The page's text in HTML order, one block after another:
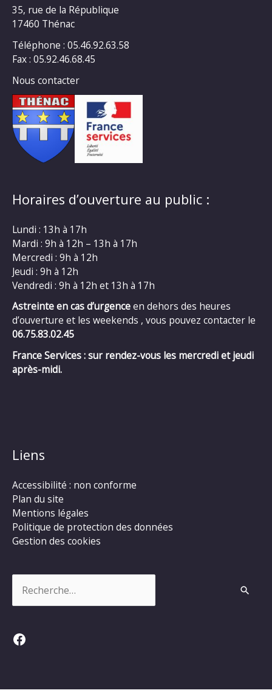
35, rue de la République
17460 Thénac
Téléphone : 05.46.92.63.58
Fax : 05.92.46.68.45
Nous contacter
Horaires d’ouverture au public :
Lundi : 13h à 17h
Mardi : 9h à 12h – 13h à 17h
Mercredi : 9h à 12h
Jeudi : 9h à 12h
Vendredi : 9h à 12h et 13h à 17h
Astreinte en cas d’urgenceen dehors des heures
d’ouverture et les weekends , vous pouvez contacter le
06.75.83.02.45
France Services : sur rendez-vous les mercredi et jeudi
après-midi.
Liens
Accessibilité : non conforme
Plan du site
Mentions légales
Politique de protection des données
Gestion des cookies
Facebook